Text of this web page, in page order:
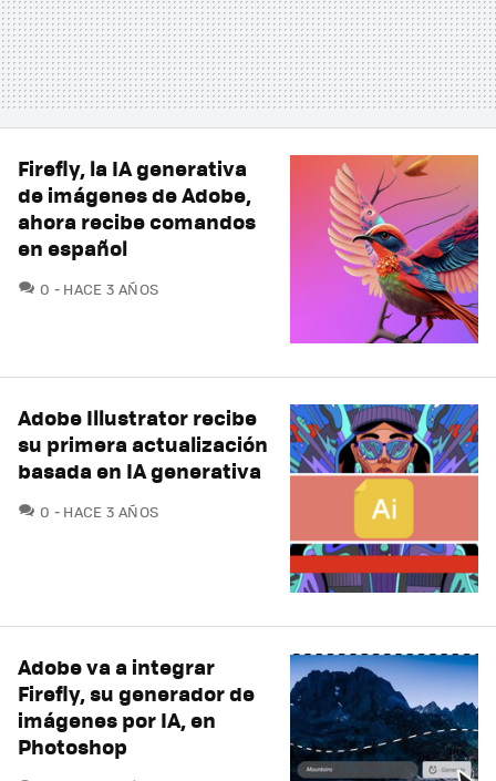
Firefly, la IA generativa
de imágenes de Adobe,
ahora recibe comandos
en español
0 COMENTARIOS
HACE 3 AÑOS
Adobe Illustrator recibe
su primera actualización
basada en IA generativa
0 COMENTARIOS
HACE 3 AÑOS
Adobe va a integrar
Firefly, su generador de
imágenes por IA, en
Photoshop